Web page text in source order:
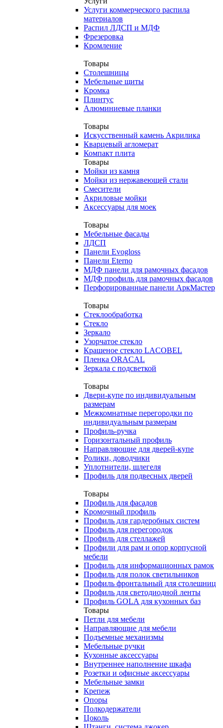
Услуги коммерческого распила
материалов
Распил ЛДСП и МДФ
Фрезеровка
Кромление
Товары
Столешницы
Мебельные щиты
Кромка
Плинтус
Алюминиевые планки
Товары
Искусственный камень Акрилика
Кварцевый агломерат
Компакт плита
Товары
Мойки из камня
Мойки из нержавеющей стали
Смесители
Акриловые мойки
Аксессуары для моек
Товары
Мебельные фасады
ЛДСП
Панели Evogloss
Панели Eterno
МДФ панели для рамочных фасадов
МДФ профиль для рамочных фасадов
Перфорированные панели АркМастер
Товары
Стеклообработка
Стекло
Зеркало
Узорчатое стекло
Крашеное стекло LACOBEL
Пленка ORACAL
Зеркала с подсветкой
Товары
Двери-купе по индивидуальным
размерам
Межкомнатные перегородки по
индивидуальным размерам
Профиль-ручка
Горизонтальный профиль
Направляющие для дверей-купе
Ролики, доводчики
Уплотнители, шлегеля
Профиль для подвесных дверей
Товары
Профиль для фасадов
Кромочный профиль
Профиль для гардеробных систем
Профиль для перегородок
Профиль для стеллажей
Профили для рам и опор корпусной
мебели
Профиль для информационных рамок
Профиль для полок светильников
Профиль фронтальный для столешниц
Профиль для светодиодной ленты
Профиль GOLA для кухонных баз
Товары
Петли для мебели
Направляющие для мебели
Подъемные механизмы
Мебельные ручки
Кухонные аксессуары
Внутреннее наполнение шкафа
Розетки и офисные аксессуары
Мебельные замки
Крепеж
Опоры
Полкодержатели
Цоколь